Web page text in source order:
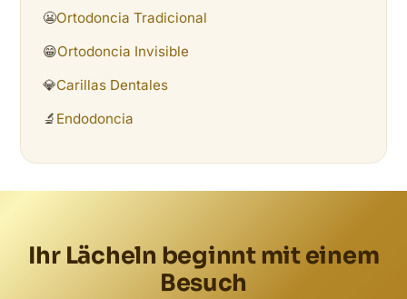
😬Ortodoncia Tradicional
😁Ortodoncia Invisible
💎Carillas Dentales
🔬 Endodoncia
Ihr Lächeln beginnt mit einem
Besuch